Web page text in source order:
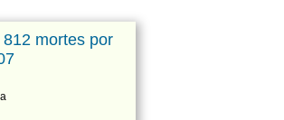
mortes por